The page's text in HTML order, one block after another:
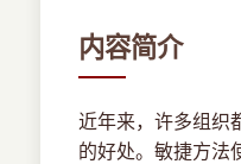
内容简介
近年来，许多组织
的好处。敏捷方法